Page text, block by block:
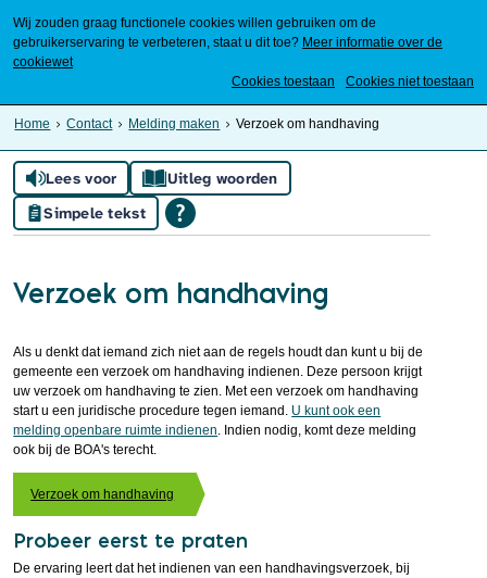
Wij zouden graag functionele cookies willen gebruiken om de
gebruikerservaring te verbeteren, staat u dit toe? Meer informatie over de
cookiewet
Cookies toestaan
Cookies niet toestaan
Home Contact Melding maken Verzoek om handhaving
Lees voor
Uitleg woorden
Simpele tekst
Verzoek om handhaving
Als u denkt dat iemand zich niet aan de regels houdt dan kunt u bij de
gemeente een verzoek om handhaving indienen. Deze persoon krijgt
uw verzoek om handhaving te zien. Met een verzoek om handhaving
start u een juridische procedure tegen iemand. U kunt ook een
melding openbare ruimte indienen . Indien nodig, komt deze melding
ook bij de BOA's terecht.
Verzoek om handhaving
Probeer eerst te praten
De ervaring leert dat het indienen van een handhavingsverzoek, bij